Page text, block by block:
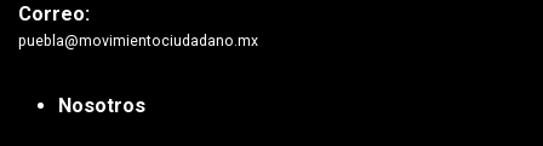
Correo:
puebla@movimientociudadano.mx
Nosotros